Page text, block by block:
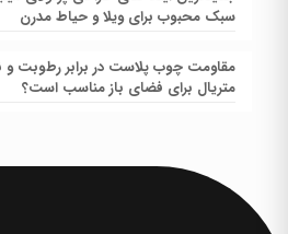
سبک محبوب برای ویلا و حیاط مدرن
مقاومت چوب پلاست در برابر رطوبت و
متریال برای فضای باز مناسب است؟